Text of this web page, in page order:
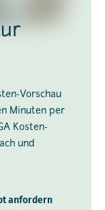
Vorschau
Minuten per
Kosten-
und
anfordern